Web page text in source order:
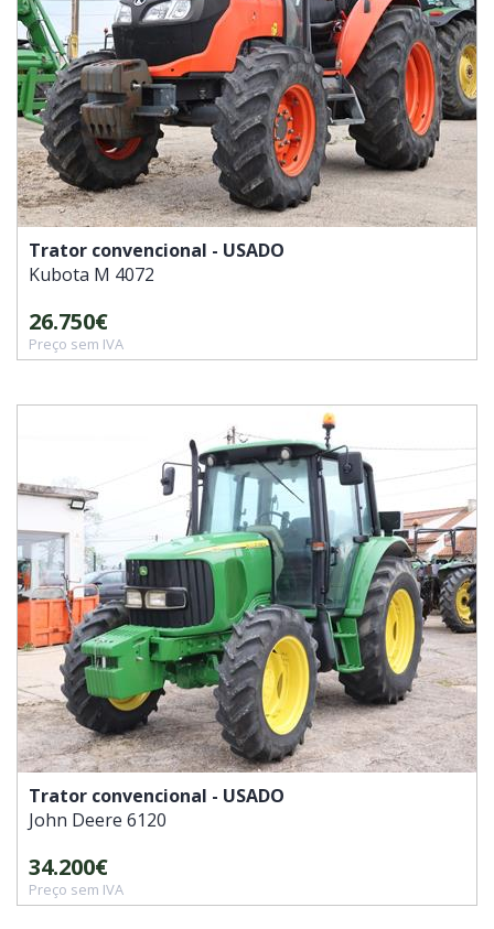
Trator convencional - USADO
Kubota M 4072
26.750€
Preço sem IVA
Trator convencional - USADO
John Deere 6120
34.200€
Preço sem IVA